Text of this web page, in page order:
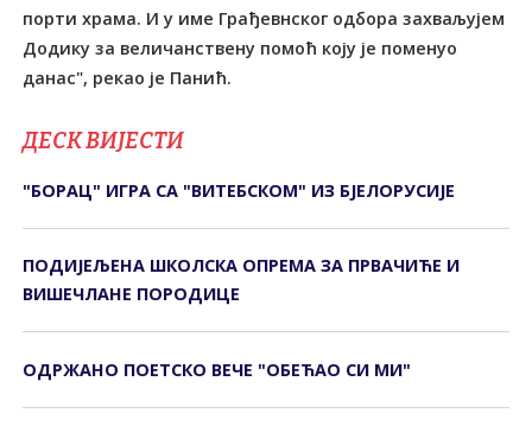
порти храма. И у име Грађевнског одбора захваљујем
Додику за величанствену помоћ коју је поменуо
данас", рекао је Панић.
ДЕСК ВИЈЕСТИ
"БОРАЦ" ИГРА СА "ВИТЕБСКОМ" ИЗ БЈЕЛОРУСИЈЕ
ПОДИЈЕЉЕНА ШКОЛСКА ОПРЕМА ЗА ПРВАЧИЋЕ И
ВИШЕЧЛАНЕ ПОРОДИЦЕ
ОДРЖАНО ПОЕТСКО ВЕЧЕ "ОБЕЋАО СИ МИ"